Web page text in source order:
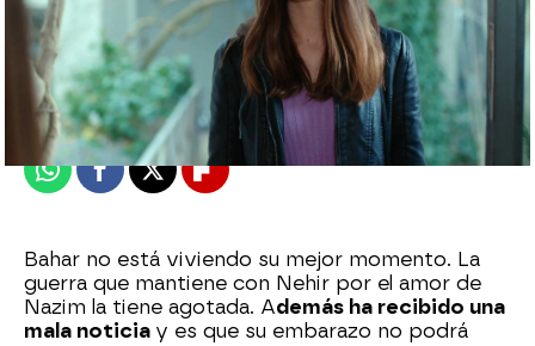
Nova
Publicado:08 de junio de 2024, 23:01
WhatsappFacebook
X Flipboard
Bahar no está viviendo su mejor momento. La
guerra que mantiene con Nehir por el amor de
Nazim la tiene agotada. Además ha recibido una
mala noticia y es que su embarazo no podrá